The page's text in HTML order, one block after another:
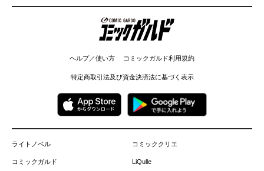
コミックガルド
ヘルプ／使い方 コミックガルド利用規約
特定商取引法及び資金決済法に基づく表示
ライトノベル
コミックガルド
コミッククリエ
LiQulle